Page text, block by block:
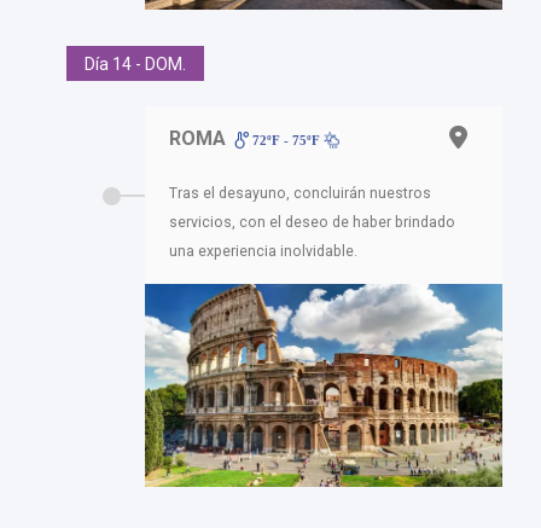
Día 14 - DOM.
ROMA 72ºF - 75ºF
Tras el desayuno, concluirán nuestros
servicios, con el deseo de haber brindado
una experiencia inolvidable.